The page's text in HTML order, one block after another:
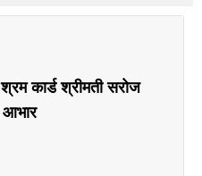
कार्ड श्रीमती सरोज
आभार